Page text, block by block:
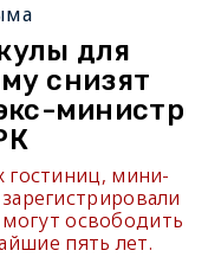
для
снизят
министр
гостиниц, мини-
освободить
пять лет.